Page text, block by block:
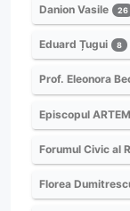
Danion Vasile 26
Eduard Țugui 8
Prof. Eleonora
Episcopul
Forumul Civic al
Florea